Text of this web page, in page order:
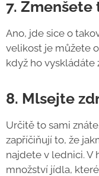
7. Zmenšete
Ano, jde sice o
velikost je můžete
když ho vyskládáte
8. Mlsejte
Určitě to sami
zapříčiňují to, že
najdete v lednici. V
množství jídla,